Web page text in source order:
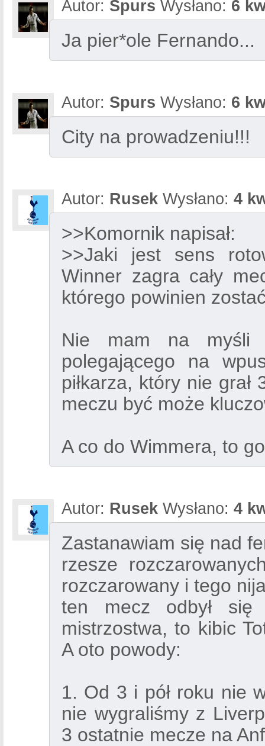
Autor: Spurs Wysłano: 6
Ja pier*ole Fernando...
Autor: Spurs Wysłano: 6
City na prowadzeniu!!!
Autor: Rusek Wysłano: 4
>>Komornik napisał:
>>Jaki jest sens
Winner zagra cały
którego powinien
Nie mam na myśli
polegającego na
piłkarza, który nie
meczu być może
A co do Wimmera, to
Autor: Rusek Wysłano: 4
Zastanawiam się nad
rzesze
rozczarowany i tego
ten mecz odbył się
mistrzostwa, to kibic
A oto powody:
1. Od 3 i pół roku nie
nie wygraliśmy z
3 ostatnie mecze na